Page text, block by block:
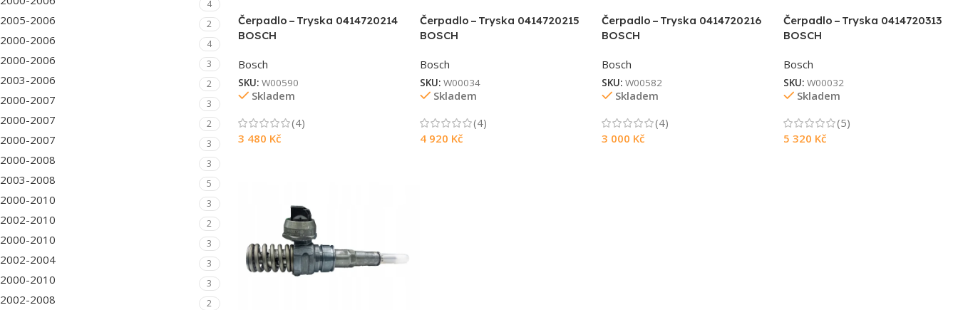
4
2005-2006 2
2000-2006 4
2000-2006 3
2003-2006 2
2000-2007 3
2000-2007 2
2000-2007 3
2000-2008 3
2003-2008 5
2000-2010 3
2002-2010 2
2000-2010 3
2002-2004 3
2000-2010 3
2002-2008 2
Čerpadlo – Tryska 0414720214
BOSCH
Bosch
SKU: W00590
Skladem
(4)
3 480 Kč
Čerpadlo – Tryska 0414720215
BOSCH
Bosch
SKU: W00034
Skladem
(4)
4 920 Kč
Čerpadlo – Tryska 0414720216
BOSCH
Bosch
SKU: W00582
Skladem
(4)
3 000 Kč
Čerpadlo – Tryska 0414720313
BOSCH
Bosch
SKU: W00032
Skladem
(5)
5 320 Kč